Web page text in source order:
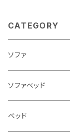
CATEGORY
ソファ
3人掛け
2.5人掛け
ソファベッド
ベッド